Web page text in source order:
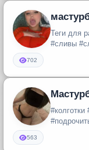
Теги для
#сливы
702
563